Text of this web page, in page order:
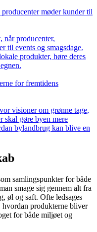
møder kunder til
når producenter,
til events og smagsdage.
produkter, høre deres
for fremtidens
visioner om grønne tage,
skal gøre byen mere
bylandbrug kan blive en
samlingspunkter for både
smage sig gennem alt fra
øl og saft. Ofte ledsages
produkterne bliver
for både miljøet og